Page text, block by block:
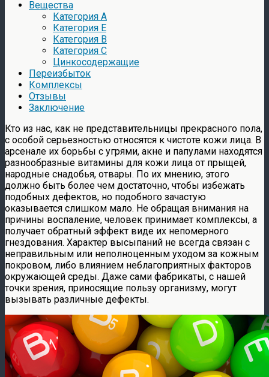
Вещества
Категория A
Категория E
Категория B
Категория C
Цинкосодержащие
Переизбыток
Комплексы
Отзывы
Заключение
Кто из нас, как не представительницы прекрасного пола,
с особой серьезностью относятся к чистоте кожи лица. В
арсенале их борьбы с угрями, акне и папулами находятся
разнообразные витамины для кожи лица от прыщей,
народные снадобья, отвары. По их мнению, этого
должно быть более чем достаточно, чтобы избежать
подобных дефектов, но подобного зачастую
оказывается слишком мало. Не обращая внимания на
причины воспаление, человек принимает комплексы, а
получает обратный эффект виде их непомерного
гнездования. Характер высыпаний не всегда связан с
неправильным или неполноценным уходом за кожным
покровом, либо влиянием неблагоприятных факторов
окружающей среды. Даже сами фабрикаты, с нашей
точки зрения, приносящие пользу организму, могут
вызывать различные дефекты.